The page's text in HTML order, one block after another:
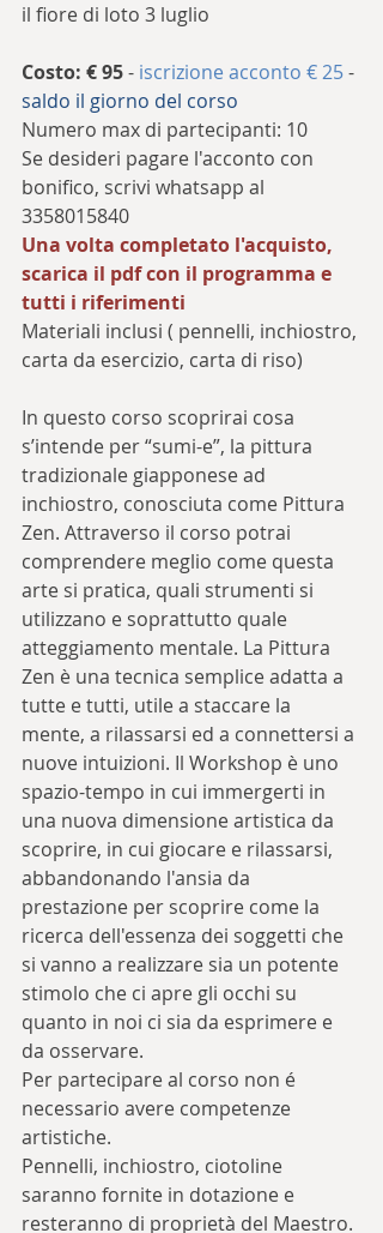
il fiore di loto 3 luglio
Costo: € 95 - iscrizione acconto € 25 -
saldo il giorno del corso
Numero max di partecipanti: 10
Se desideri pagare l'acconto con
bonifico, scrivi whatsapp al
3358015840
Una volta completato l'acquisto,
scarica il pdf con il programma e
tutti i riferimenti
Materiali inclusi ( pennelli, inchiostro,
carta da esercizio, carta di riso)
In questo corso scoprirai cosa
s’intende per “sumi-e”, la pittura
tradizionale giapponese ad
inchiostro, conosciuta come Pittura
Zen. Attraverso il corso potrai
comprendere meglio come questa
arte si pratica, quali strumenti si
utilizzano e soprattutto quale
atteggiamento mentale. La Pittura
Zen è una tecnica semplice adatta a
tutte e tutti, utile a staccare la
mente, a rilassarsi ed a connettersi a
nuove intuizioni. Il Workshop è uno
spazio-tempo in cui immergerti in
una nuova dimensione artistica da
scoprire, in cui giocare e rilassarsi,
abbandonando l'ansia da
prestazione per scoprire come la
ricerca dell'essenza dei soggetti che
si vanno a realizzare sia un potente
stimolo che ci apre gli occhi su
quanto in noi ci sia da esprimere e
da osservare.
Per partecipare al corso non é
necessario avere competenze
artistiche.
Pennelli, inchiostro, ciotoline
saranno fornite in dotazione e
resteranno di proprietà del Maestro.